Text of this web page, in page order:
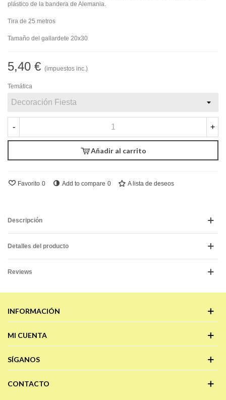
plástico de la bandera de Alemania.
Tira de 25 metros
Tamaño del gallardete 20x30
5,40 € (impuestos inc.)
Temática
- +
Añadir al carrito
Favorito 0 Add to compare 0 A lista de deseos
Descripción
Detalles del producto
Reviews
INFORMACIÓN
MI CUENTA
SÍGANOS
CONTACTO